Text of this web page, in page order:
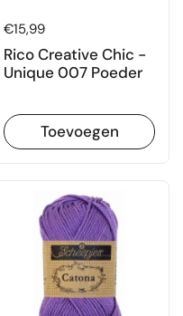
Prijs:
€15,99
Rico Creative Chic -
Unique 007 Poeder
Toevoegen